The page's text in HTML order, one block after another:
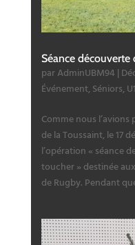
Séance
parAdminUBM94 |
Événement,Séniors,
Comme nous
de la Toussaint, le 17
l’opération « séance
toucher » destinée
de Rugby. Pendant